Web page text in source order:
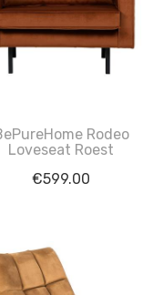
Rodeo
Loveseat Roest
€599.00